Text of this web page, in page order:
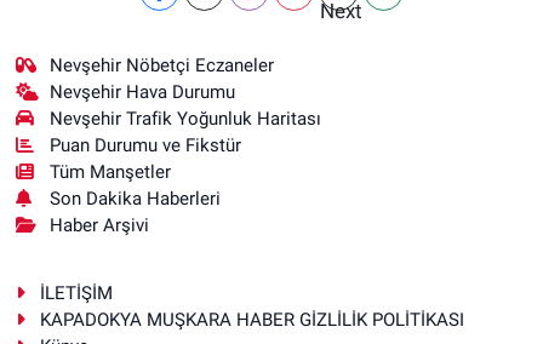
Nevşehir Nöbetçi Eczaneler
Nevşehir Hava Durumu
Nevşehir Trafik Yoğunluk Haritası
Puan Durumu ve Fikstür
Tüm Manşetler
Son Dakika Haberleri
Haber Arşivi
İLETİŞİM
KAPADOKYA MUŞKARA HABER GİZLİLİK POLİTİKASI